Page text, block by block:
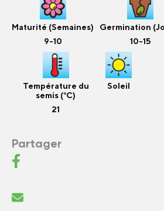
Maturité (Semaines)
9-10
Germination
10-15
Température du
semis (°C)
21
Soleil
Partager